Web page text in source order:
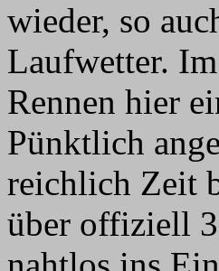
wieder, so
Laufwetter.
Rennen hier
Pünktlich
reichlich Zeit
über offiziell